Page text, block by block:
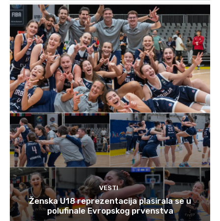
VESTI
Ženska U18 reprezentacija plasirala se u
polufinale Evropskog prvenstva